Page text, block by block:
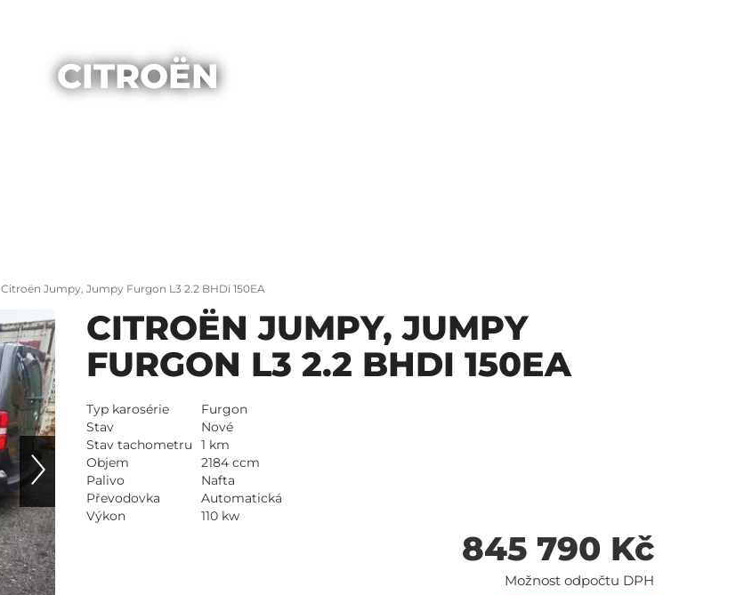
CITROËN
Citroën Jumpy, Jumpy Furgon L3 2.2 BHDi 150EA
CITROËN JUMPY, JUMPY
FURGON L3 2.2 BHDI 150EA
Typ karosérie
Furgon
Stav
Nové
Stav tachometru
1 km
Objem
2184 ccm
Palivo
Nafta
Převodovka
Automatická
Výkon
110 kw
845 790 Kč
Možnost odpočtu DPH